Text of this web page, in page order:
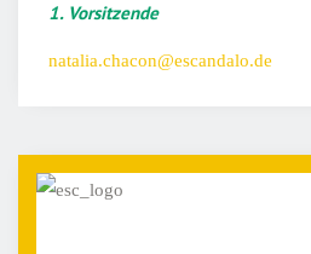
1. Vorsitzende
natalia.chacon@escandalo.de